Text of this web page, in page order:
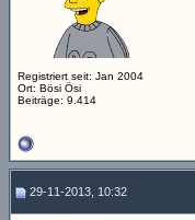
Registriert seit: Jan 2004
Ort: Bösi Ösi
Beiträge: 9.414
29-11-2013, 10:32